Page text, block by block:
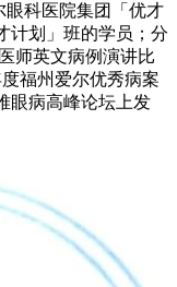
眼科医院集团「优才
计划」班的学员；分
师英文病例演讲比
福州爱尔优秀病案
眼病高峰论坛上发